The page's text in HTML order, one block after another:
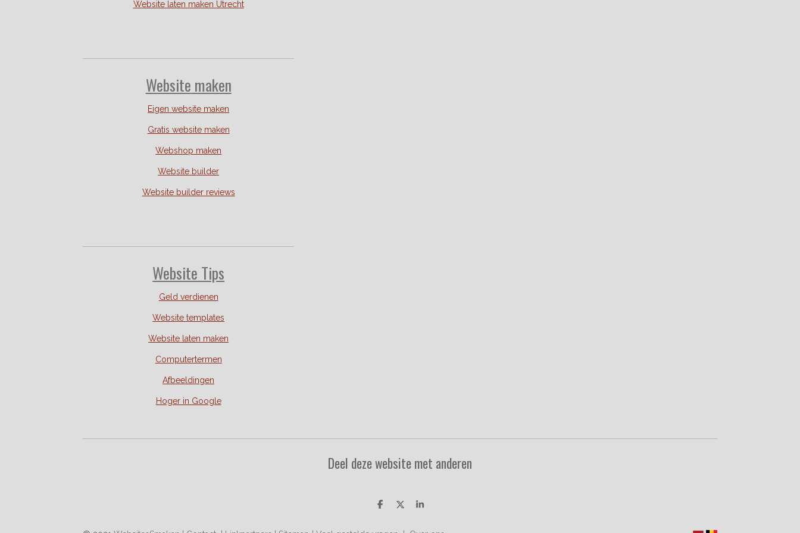
Website laten maken Utrecht
Website maken
Eigen website maken
Gratis website maken
Webshop maken
Website builder
Website builder reviews
Website Tips
Geld verdienen
Website templates
Website laten maken
Computertermen
Afbeeldingen
Hoger in Google
Deel deze website met anderen
D
D
S